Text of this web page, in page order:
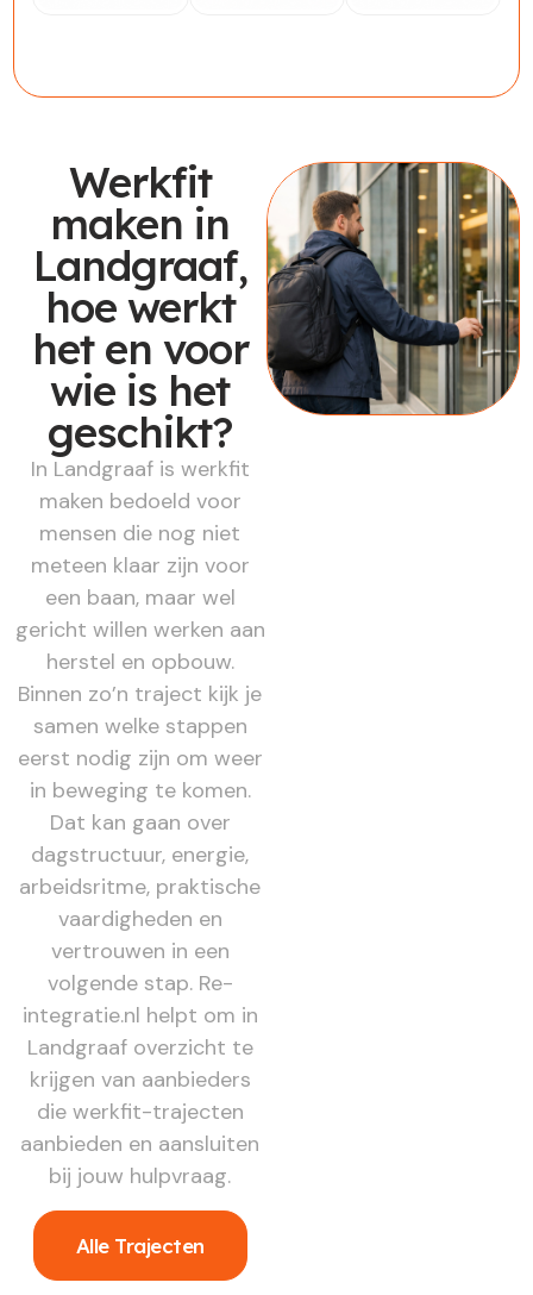
Werkfit
maken in
Landgraaf,
hoe werkt
het en voor
wie is het
geschikt?
In Landgraaf is werkfit
maken bedoeld voor
mensen die nog niet
meteen klaar zijn voor
een baan, maar wel
gericht willen werken aan
herstel en opbouw.
Binnen zo’n traject kijk je
samen welke stappen
eerst nodig zijn om weer
in beweging te komen.
Dat kan gaan over
dagstructuur, energie,
arbeidsritme, praktische
vaardigheden en
vertrouwen in een
volgende stap. Re-
integratie.nl helpt om in
Landgraaf overzicht te
krijgen van aanbieders
die werkfit-trajecten
aanbieden en aansluiten
bij jouw hulpvraag.
Alle Trajecten